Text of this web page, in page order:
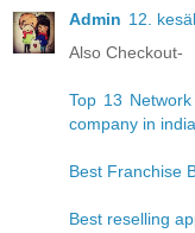
Admin 12.
Also Checkout-
Top 13
company in
Best Franchise
Best reselling